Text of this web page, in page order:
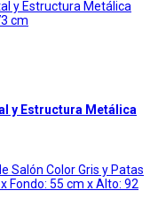
y Estructura Metálica